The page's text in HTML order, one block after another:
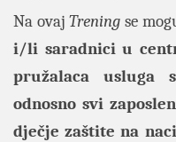
Na ovajTrening se
i/li saradnici u
pružalaca usluga
odnosno svi
dječje zaštite na